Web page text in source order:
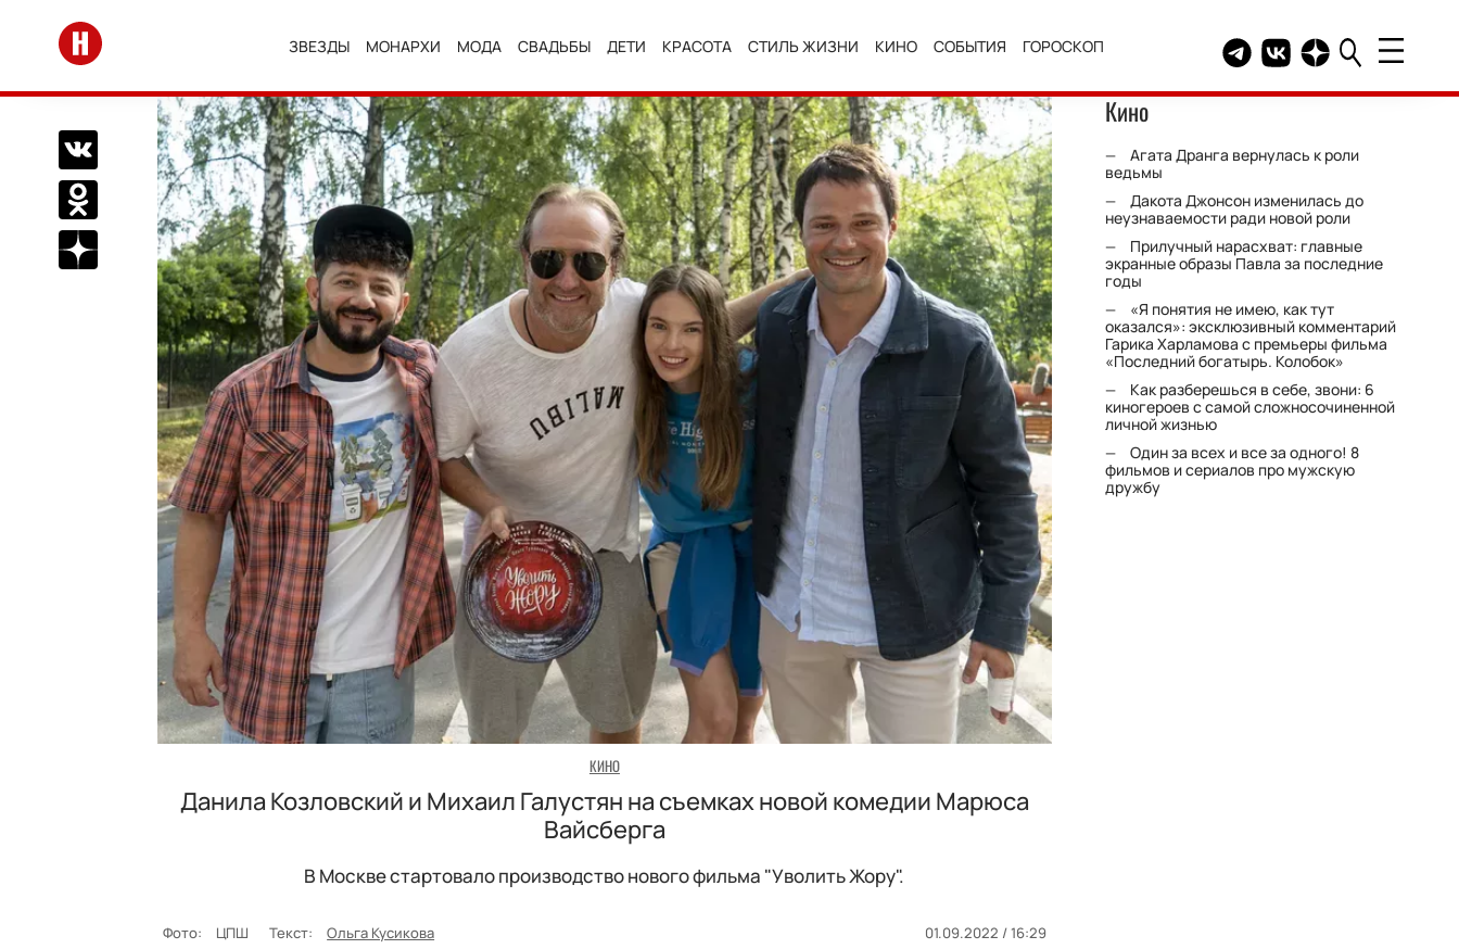
Перейти на главную
ЗВЕЗДЫ МОНАРХИ МОДА СВАДЬБЫ ДЕТИ КРАСОТА СТИЛЬ ЖИЗНИ КИНО СОБЫТИЯ ГОРОСКОП Telegram канал HELLO
Группа HELLO
Канал HELLO в
Поделиться Вконтакте
Поделиться в Одноклассниках
Подписаться на нас в Дзен
КИНО
Данила Козловский и Михаил Галустян на съемках новой комедии Марюса
Вайсберга
В Москве стартовало производство нового фильма "Уволить Жору".
Фото: ЦПШ Текст: Ольга Кусикова
01.09.2022 / 16:29
Кино
Агата Дранга вернулась к роли
ведьмы
Дакота Джонсон изменилась до
неузнаваемости ради новой роли
Прилучный нарасхват: главные
экранные образы Павла за последние
годы
«Я понятия не имею, как тут
оказался»: эксклюзивный комментарий
Гарика Харламова с премьеры фильма
«Последний богатырь. Колобок»
Как разберешься в себе, звони: 6
киногероев с самой сложносочиненной
личной жизнью
Один за всех и все за одного! 8
фильмов и сериалов про мужскую
дружбу